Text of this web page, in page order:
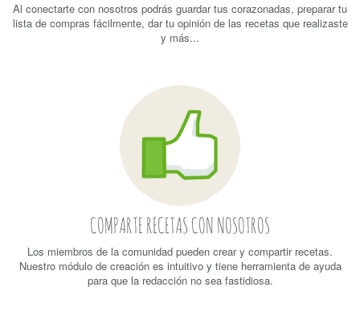
Al conectarte con nosotros podrás guardar tus corazonadas, preparar tu
lista de compras fácilmente, dar tu opinión de las recetas que realizaste
y más...
COMPARTE RECETAS CON NOSOTROS
Los miembros de la comunidad pueden crear y compartir recetas.
Nuestro módulo de creación es intuitivo y tiene herramienta de ayuda
para que la redacción no sea fastidiosa.